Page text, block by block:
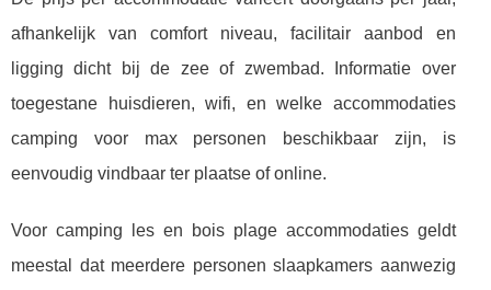
afhankelijk van comfort niveau, facilitair aanbod en
ligging dicht bij de zee of zwembad. Informatie over
toegestane huisdieren, wifi, en welke accommodaties
camping voor max personen beschikbaar zijn, is
eenvoudig vindbaar ter plaatse of online.
Voor camping les en bois plage accommodaties geldt
meestal dat meerdere personen slaapkamers aanwezig